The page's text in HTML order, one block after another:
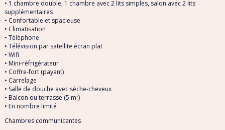
• 1 chambre double, 1 chambre avec 2 lits simples, salon avec 2 lits
supplémentaires
• Confortable et spacieuse
• Climatisation
• Téléphone
• Télévision par satellite écran plat
• Wifi
• Mini-réfrigérateur
• Coffre-fort (payant)
• Carrelage
• Salle de douche avec sèche-cheveux
• Balcon ou terrasse (5 m²)
• En nombre limité
Chambres communicantes